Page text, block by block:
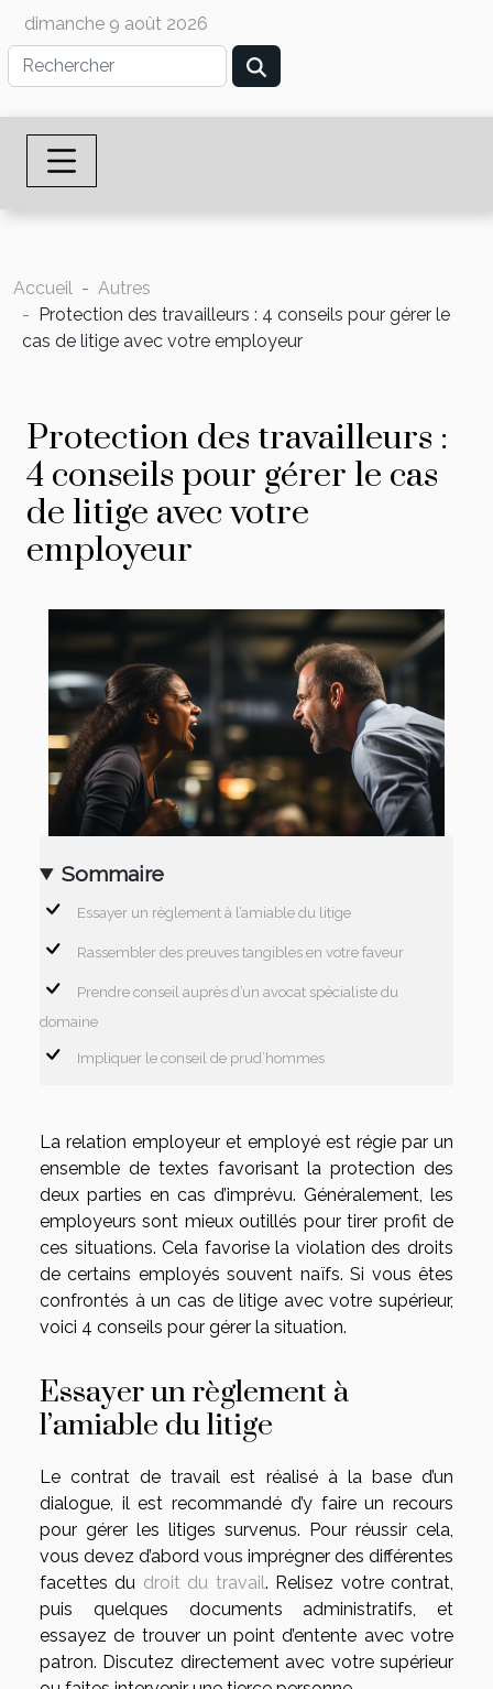
dimanche 9 août 2026
Accueil
Autres
Protection des travailleurs : 4 conseils pour gérer le
cas de litige avec votre employeur
Protection des travailleurs :
4 conseils pour gérer le cas
de litige avec votre
employeur
Sommaire
Essayer un règlement à l’amiable du litige
Rassembler des preuves tangibles en votre faveur
Prendre conseil auprès d’un avocat spécialiste du
domaine
Impliquer le conseil de prud’hommes
La relation employeur et employé est régie par un
ensemble de textes favorisant la protection des
deux parties en cas d’imprévu. Généralement, les
employeurs sont mieux outillés pour tirer profit de
ces situations. Cela favorise la violation des droits
de certains employés souvent naïfs. Si vous êtes
confrontés à un cas de litige avec votre supérieur,
voici 4 conseils pour gérer la situation.
Essayer un règlement à
l’amiable du litige
Le contrat de travail est réalisé à la base d’un
dialogue, il est recommandé d’y faire un recours
pour gérer les litiges survenus. Pour réussir cela,
vous devez d’abord vous imprégner des différentes
facettes du droit du travail. Relisez votre contrat,
puis quelques documents administratifs, et
essayez de trouver un point d’entente avec votre
patron. Discutez directement avec votre supérieur